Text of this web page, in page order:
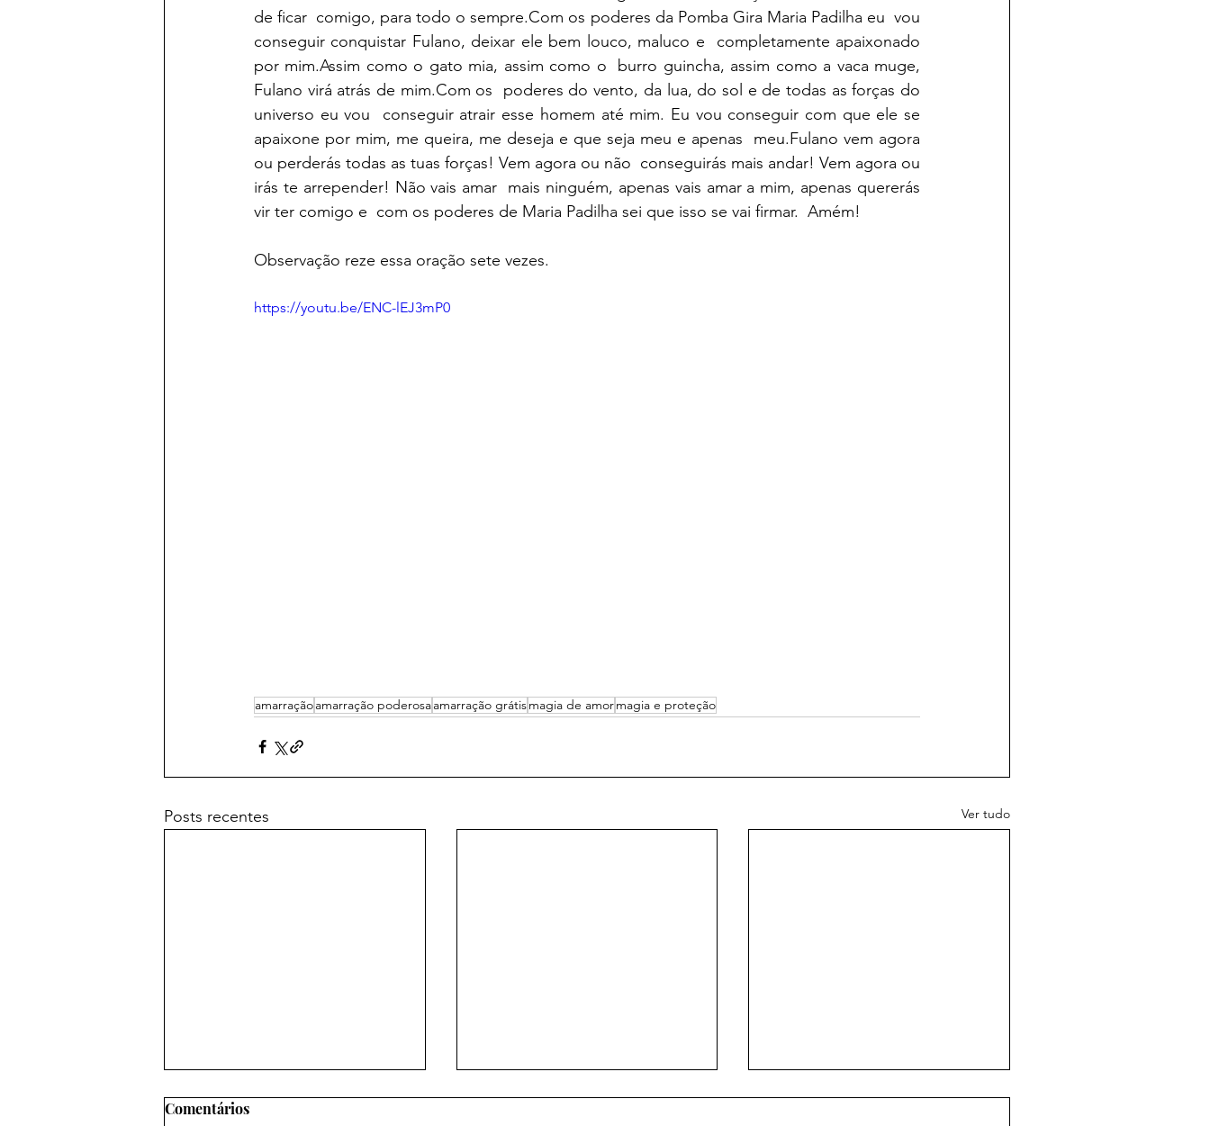
de ficar  comigo, para todo o sempre.Com os poderes da Pomba Gira Maria Padilha eu  vou
conseguir conquistar Fulano, deixar ele bem louco, maluco e  completamente apaixonado
por mim.Assim como o gato mia, assim como o  burro guincha, assim como a vaca muge,
Fulano virá atrás de mim.Com os  poderes do vento, da lua, do sol e de todas as forças do
universo eu vou  conseguir atrair esse homem até mim. Eu vou conseguir com que ele se
apaixone por mim, me queira, me deseja e que seja meu e apenas  meu.Fulano vem agora
ou perderás todas as tuas forças! Vem agora ou não  conseguirás mais andar! Vem agora ou
irás te arrepender! Não vais amar  mais ninguém, apenas vais amar a mim, apenas quererás
vir ter comigo e  com os poderes de Maria Padilha sei que isso se vai firmar.  Amém!
Observação reze essa oração sete vezes.
https://youtu.be/ENC-lEJ3mP0
amarraçãoamarração poderosaamarração grátismagia de amormagia e proteção
Posts recentes Ver tudo
Comentários